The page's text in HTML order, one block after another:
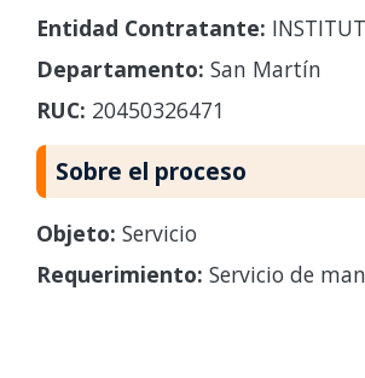
Entidad Contratante:
Departamento: San Martín
RUC: 20450326471
Sobre el proceso
Objeto: Servicio
Requerimiento: Servicio de